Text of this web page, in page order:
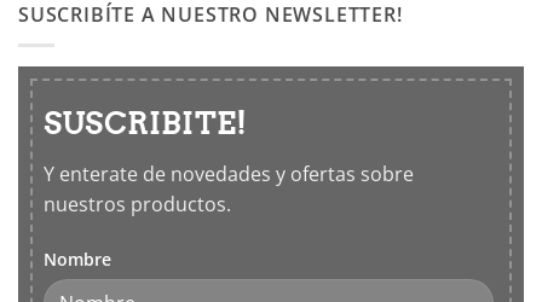
sentidos
SUSCRIBÍTE A NUESTRO NEWSLETTER!
SUSCRIBITE!
Y enterate de novedades y ofertas sobre
nuestros productos.
Nombre